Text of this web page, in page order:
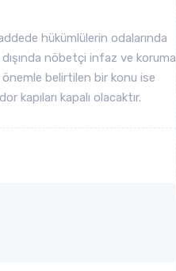
hükümlülerin odalarında
dışında nöbetçi infaz ve koruma
belirtilen bir konu ise
kapıları kapalı olacaktır.